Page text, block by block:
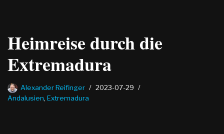
Heimreise durch die
Extremadura
Alexander Reifinger
2023-07-29
Andalusien, Extremadura